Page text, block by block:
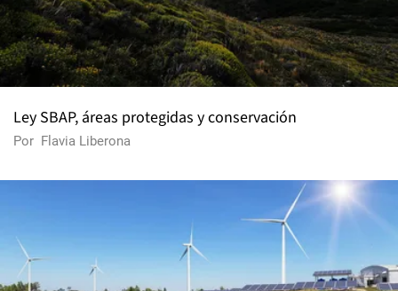
Ley SBAP, áreas protegidas y conservación
Por Flavia Liberona